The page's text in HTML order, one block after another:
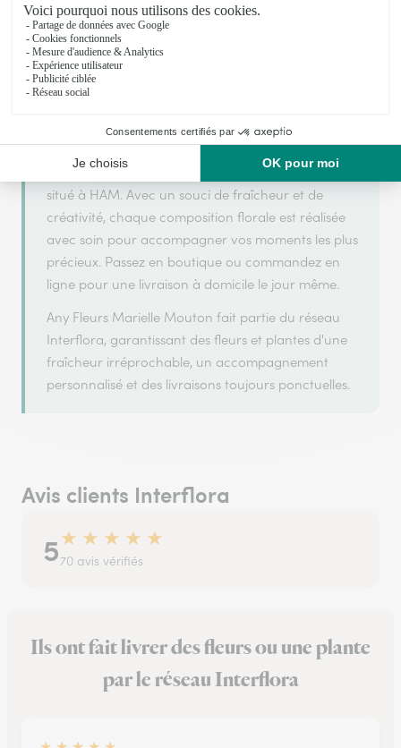
Any Fleurs Marielle Mouton s'appuie sur son
partenariat avec Interflora, réseau de transmission
florale de référence, pour vous garantir un service
Any Fleurs Marielle Mouton est un fleuriste artisan
situé à HAM. Avec un souci de fraîcheur et de
créativité, chaque composition florale est réalisée
avec soin pour accompagner vos moments les plus
précieux. Passez en boutique ou commandez en
ligne pour une livraison à domicile le jour même.
Any Fleurs Marielle Mouton fait partie du réseau
Interflora, garantissant des fleurs et plantes d'une
fraîcheur irréprochable, un accompagnement
personnalisé et des livraisons toujours ponctuelles.
Avis clients Interflora
5★ ★ ★ ★ ★
70 avis vérifiés
Ils ont fait livrer des fleurs ou une plante
par le réseau Interflora